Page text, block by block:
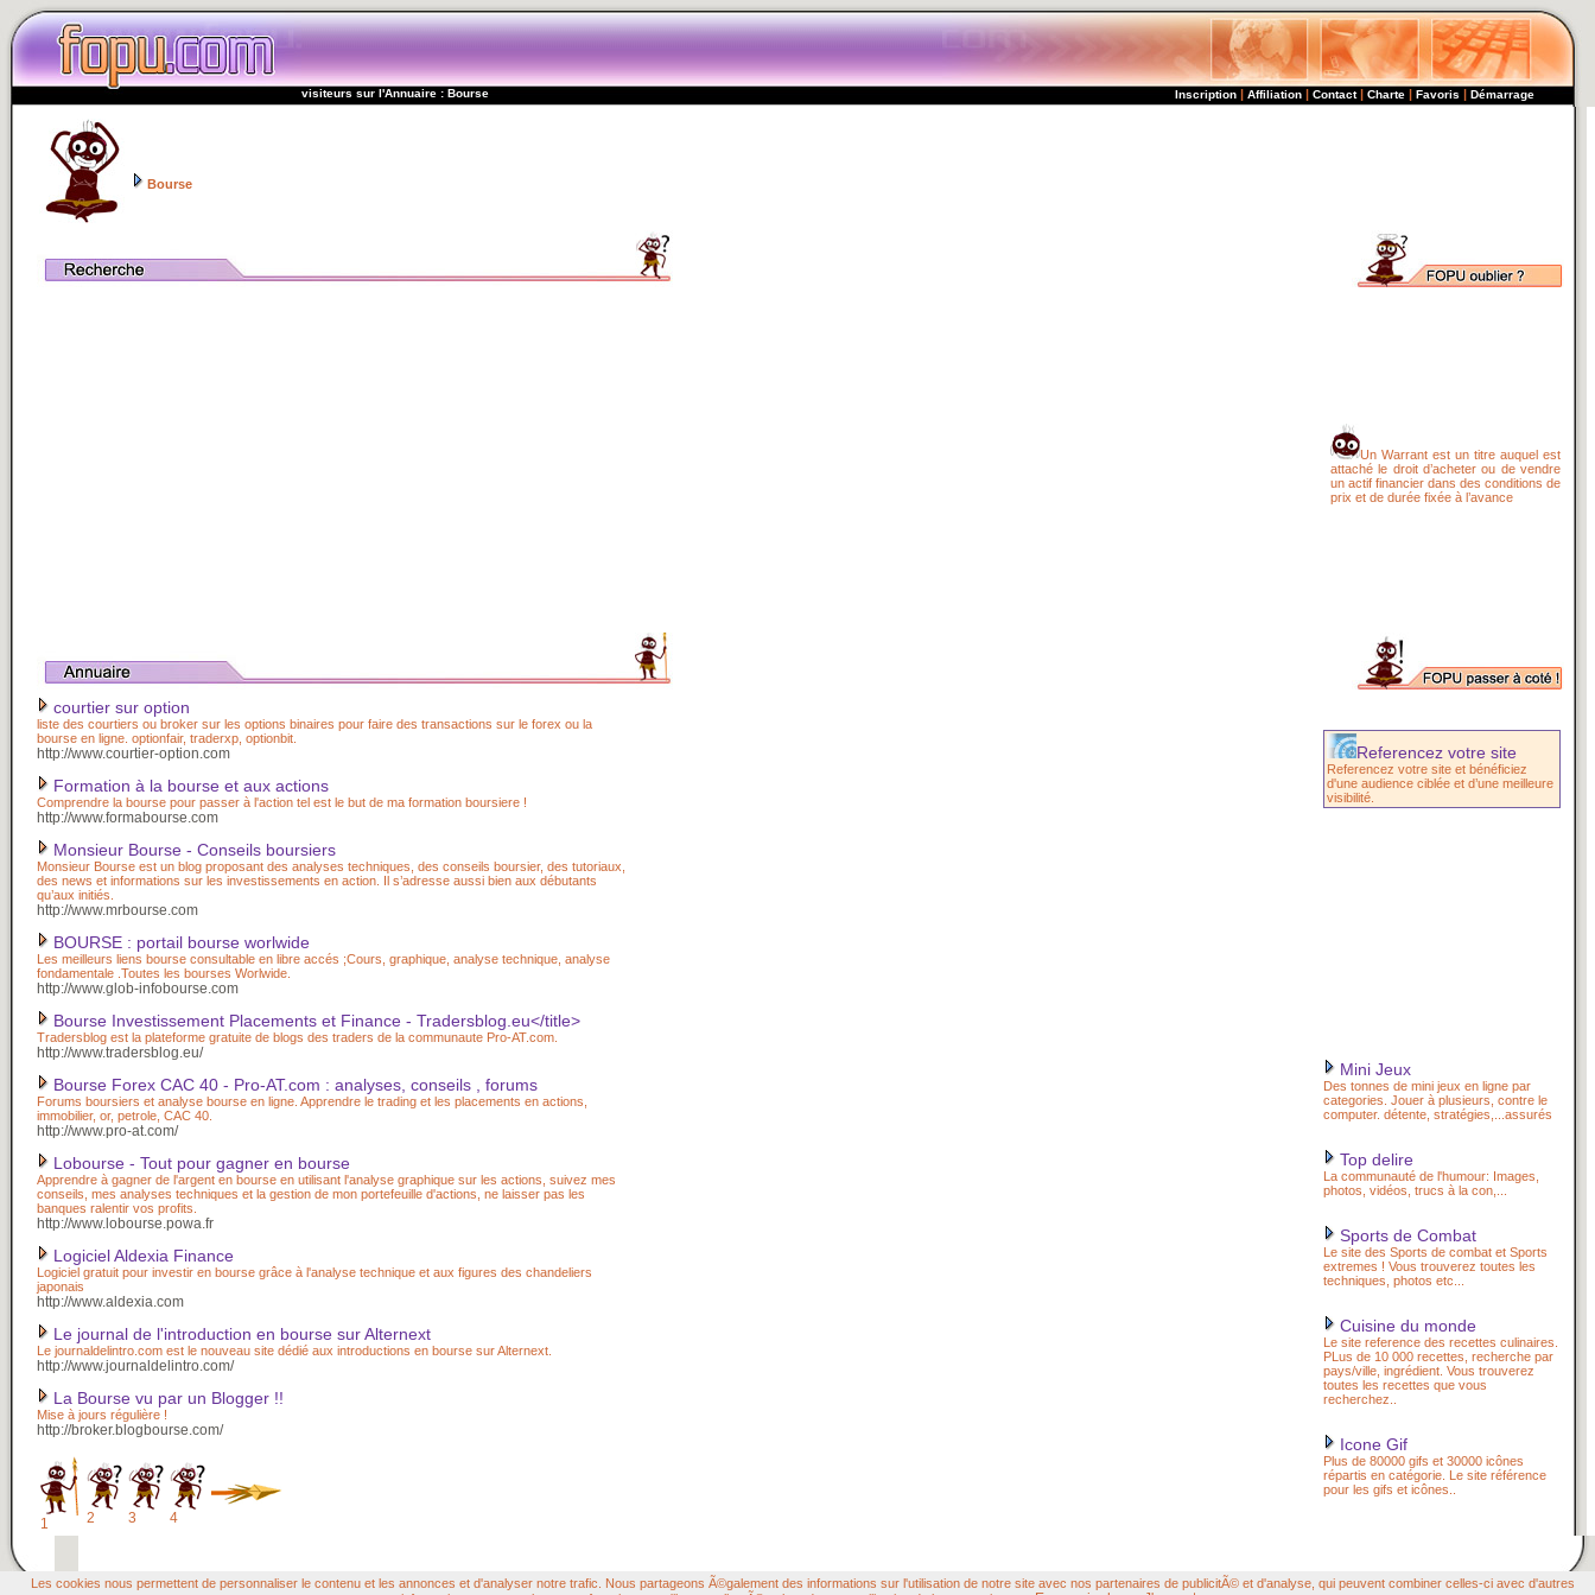
visiteurs sur l'Annuaire : Bourse Inscription | Affiliation | Contact | Charte | Favoris | Démarrage
Bourse
Un Warrant est un titre auquel est
attaché le droit d’acheter ou de vendre
un actif financier dans des conditions de
prix et de durée fixée à l’avance
courtier sur option
liste des courtiers ou broker sur les options binaires pour faire des transactions sur le forex ou la
bourse en ligne. optionfair, traderxp, optionbit.
http://www.courtier-option.com
Formation à la bourse et aux actions
Comprendre la bourse pour passer à l'action tel est le but de ma formation boursiere !
http://www.formabourse.com
Monsieur Bourse - Conseils boursiers
Monsieur Bourse est un blog proposant des analyses techniques, des conseils boursier, des tutoriaux,
des news et informations sur les investissements en action. Il s’adresse aussi bien aux débutants
qu’aux initiés.
http://www.mrbourse.com
BOURSE : portail bourse worlwide
Les meilleurs liens bourse consultable en libre accés ;Cours, graphique, analyse technique, analyse
fondamentale .Toutes les bourses Worlwide.
http://www.glob-infobourse.com
Bourse Investissement Placements et Finance - Tradersblog.eu</title>
Tradersblog est la plateforme gratuite de blogs des traders de la communaute Pro-AT.com.
http://www.tradersblog.eu/
Bourse Forex CAC 40 - Pro-AT.com : analyses, conseils , forums
Forums boursiers et analyse bourse en ligne. Apprendre le trading et les placements en actions,
immobilier, or, petrole, CAC 40.
http://www.pro-at.com/
Lobourse - Tout pour gagner en bourse
Apprendre à gagner de l'argent en bourse en utilisant l'analyse graphique sur les actions, suivez mes
conseils, mes analyses techniques et la gestion de mon portefeuille d'actions, ne laisser pas les
banques ralentir vos profits.
http://www.lobourse.powa.fr
Logiciel Aldexia Finance
Logiciel gratuit pour investir en bourse grâce à l'analyse technique et aux figures des chandeliers
japonais
http://www.aldexia.com
Le journal de l'introduction en bourse sur Alternext
Le journaldelintro.com est le nouveau site dédié aux introductions en bourse sur Alternext.
http://www.journaldelintro.com/
La Bourse vu par un Blogger !!
Mise à jours régulière !
http://broker.blogbourse.com/
1 2 3 4
Referencez votre site
Referencez votre site et bénéficiez
d'une audience ciblée et d’une meilleure
visibilité.
Mini Jeux
Des tonnes de mini jeux en ligne par
categories. Jouer à plusieurs, contre le
computer. détente, stratégies,...assurés
Top delire
La communauté de l'humour: Images,
photos, vidéos, trucs à la con,...
Sports de Combat
Le site des Sports de combat et Sports
extremes ! Vous trouverez toutes les
techniques, photos etc...
Cuisine du monde
Le site reference des recettes culinaires.
PLus de 10 000 recettes, recherche par
pays/ville, ingrédient. Vous trouverez
toutes les recettes que vous
recherchez..
Icone Gif
Plus de 80000 gifs et 30000 icônes
répartis en catégorie. Le site référence
pour les gifs et icônes..
Les cookies nous permettent de personnaliser le contenu et les annonces et d'analyser notre trafic. Nous partageons Ã©galement des informations sur l'utilisation de notre site avec nos partenaires de publicitÃ© et d'analyse, qui peuvent combiner celles-ci avec d'autres